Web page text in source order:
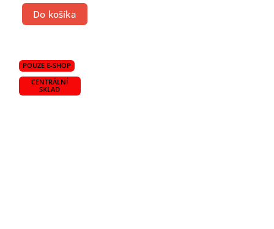
Do košíka
POUZE E-SHOP
CENTRÁLNÍ
SKLAD